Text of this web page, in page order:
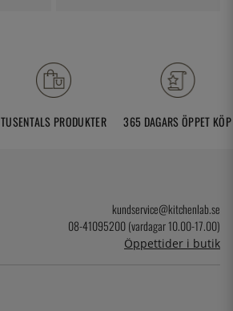
TUSENTALS PRODUKTER 365 DAGARS ÖPPET KÖP
kundservice@kitchenlab.se
08-41095200 (vardagar 10.00-17.00)
Öppettider i butik